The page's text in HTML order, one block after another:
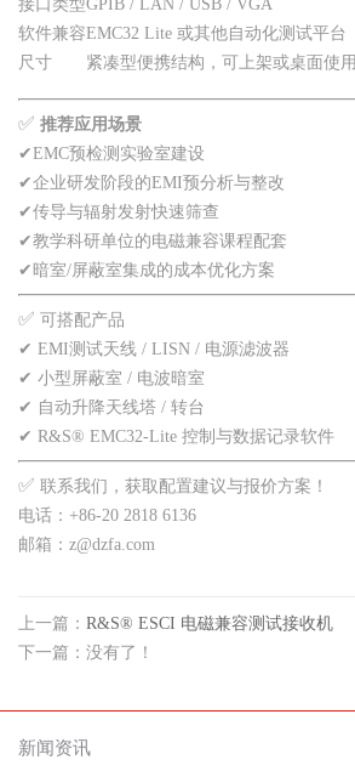
接口类型GPIB / LAN / USB / VGA
软件兼容EMC32 Lite 或其他自动化测试平台
尺寸
紧凑型便携结构，可上架或桌面使用
✅ 推荐应用场景
✔EMC预检测实验室建设
✔企业研发阶段的EMI预分析与整改
✔传导与辐射发射快速筛查
✔教学科研单位的电磁兼容课程配套
✔ 暗室/屏蔽室集成的成本优化方案
✅ 可搭配产品
✔ EMI测试天线 / LISN / 电源滤波器
✔ 小型屏蔽室 / 电波暗室
✔ 自动升降天线塔 / 转台
✔ R&S® EMC32-Lite 控制与数据记录软件
✅ 联系我们，获取配置建议与报价方案！
电话：+86-20 2818 6136
邮箱：z@dzfa.com
上一篇： R&S® ESCI 电磁兼容测试接收机
下一篇：没有了！
新闻资讯